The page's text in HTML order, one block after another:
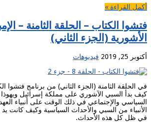
أكمل القراءة »
فتشوا الكتاب – الحلقة الثامنة –
الأشورية (الجزء الثاني)
أكتوبر 25, 2019 فيديوهات
في الحلقة الثامنة (الجزء الثاني) من برنامج فتشوا
كيف بدأ السبي الآشوري على مملكة إسرائيل ويهوذا
السياسي والإجتماعي في ذلك الوقت على أنبياء
الأنبياء من السبي والأحداث السياسية وكيف كانت يد
في ظل كل هذه الأحداث.